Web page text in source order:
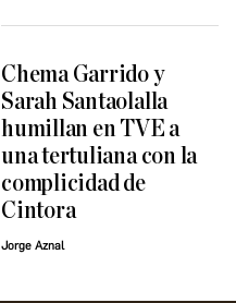
Chema Garrido y
Sarah Santaolalla
humillan en TVE a
una tertuliana con la
complicidad de
Cintora
Jorge Aznal